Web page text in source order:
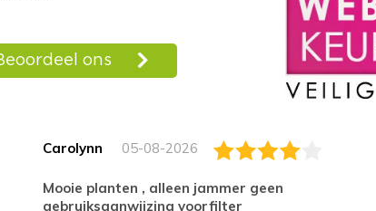
Carolynn 05-08-2026
Mooie planten , alleen jammer geen
gebruiksaanwijzing voorfilter